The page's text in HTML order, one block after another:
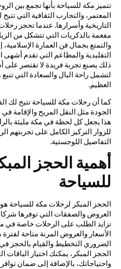
تتميز مكة للسياحة بأنها تجمع بين
المعتمر، والتجارب الثقافية التي
التاريخية وأسرارها. عندما تحجز
مفعمة بالذكريات التي تتشكل من
والتمتع بجمال فن العمارة
التقليدية والمطاعم التي تقدم أشهى
ذلك يصنع تجربة فريدة لا تقتصر على
لتشمل راحة البال والسعادة التي
العظيم.
كما أن رحلات مكة للسياحة تتيح لك
الجودة مثل النقل المريح والإقامة
هذا يجعل كل لحظة في مكة مليئة
للزوار التركيز الكامل على تجربتهم
التفاصيل اللوجستية.
أهمية الحجز
للسياحة
الحجز المبكر لرحلات مكة للسياحة
العروض والصفقات التي توفرها
تزايد الطلب على الرحلات خاصة في
الأسعار والعروض المرنة متاحة
الضروري التخطيط والقيام بالحجز
الحجز المبكر، يمكنك اختيار الباقات
واحتياجاتك، بالإضافة إلى ضمان